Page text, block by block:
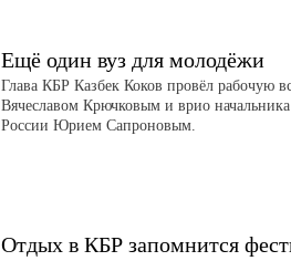
Ещё один вуз для молодёжи
Глава КБР Казбек Коков провёл рабочую
Вячеславом Крючковым и врио
России Юрием Сапроновым.
Отдых в КБР запомнится